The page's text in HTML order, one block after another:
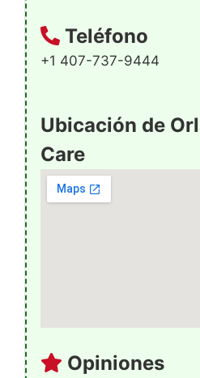
Teléfono
+1 407-737-9444
Ubicación de
Care
Opiniones